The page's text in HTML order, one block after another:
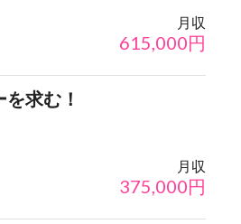
月収
615,000円
求む！
月収
375,000円